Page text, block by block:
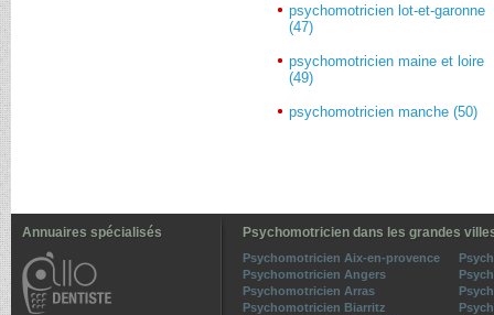
psychomotricien lot-et-garonne
(47)
psychomotricien maine et loire
(49)
psychomotricien manche (50)
Annuaires spécialisés Psychomotricien dans les grandes
Psychomotricien Aix-en-provence
Psychomotricien Angers
Psychomotricien Arras
Psychomotricien Biarritz